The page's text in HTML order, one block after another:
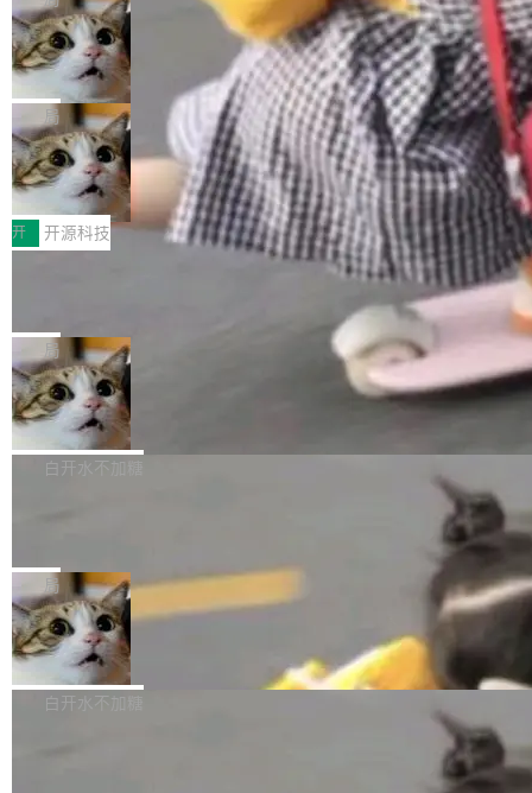
现实 过去两年，CIO们的焦虑清单上多了两项：
一是如何让大模型和智能体应用安全地从PoC走
向生产，二是如何让测试团队跟得上AI应用...
设置，如果用布尔值 + 可空字段来表示——bool
ean 表示是否可切换，nullable 的默认模式、浅
色方案、深色方案——会产生大量无意义的组
合。方案缺了、配置冲突了、全 null 了。要知道
哪些组合有效，作者说，你得靠"文档、校验、或
者部落知识"。 换个写法。Rust 的 enum，两个
变体：Switchable...
个"AI 知识库 + 聊天机器人"——每个大厂都在
做，没什么新鲜的。 但 Kenton Varda 在 Twitte
r 上把事情说清楚了： 今天我们发布了 Cloudfla
re OS，一个带连接器的聊天机器人，跟其他所
有科技公司做的一样。只不过，实际上它不一
样。这是 Sandstorm.io 的重制版，我十年前的
那个创业公司。不同的是，这次它构建在 Cloudf
lare Workers 上——我花了九年时间搭建的平台
——并且深度集成了 AI。这基本上是我十年秘密
Deno 团队开源 Celld，可自托管的分
布式 Durable Objects
Ryan Dahl 领导的 Deno 团队推出了最新开源项
目 Celld，一个能在自己机器上运行 Cloudflare
Workers 和 Durable Objects 的守护进程。 设
计思路很直接：每个对象是一个独立的 SQLite
数据库，按名称寻址，复制到你自己的 S3 兼容
存储库里。节点之间只通过这个存储库协调——
没有控制平面，没有共识协议。每个对象自带一
个小型数据库，应用天然按分片构建，单个数据
库的竞争和爆炸半径问题在设计层面就被消除
了。 闲置的 cell 会休眠到几乎不占资源。当 cel
l 迁移或唤醒时，新宿主从 S3 恢复 SQLite 数据
库继续执行。存储库是持久化的唯一真相...
局
鲁大师7月新机性能/流畅/AI榜：vivo夺
性能、流畅双第一，三星Galaxy Z系列
新折叠缺席
2026年7月的手机市场，由于存储等硬件成本暴
增，手机厂商的日子也不好过啊，新机速度明显
放缓，因此硝烟味淡了许多。新机参数规格除开
高价的三星折叠（三星Galaxy Z Fold8 Ultra / Z
Fold8 / Z Flip8）外，其余要么是中低端机器，
例如iQOO Z11i、REDMI Note 17、REDMI No
te 17 Pro、OPPO K15，要么是vivo X300 E这
样的次旗舰。 Galaxy Z Fold8 Ultra / Z Fold8 /
Z Flip8三款折叠屏新机均在7月22日发布，且全
部搭载骁龙8 Elite Gen5 for Galaxy，它们本该
开 开源科技
Zed 编辑器团队发布了新项目——DeltaDB，一
个在 git commit 之间记录每一次编辑操作的版
本控制系统。目前处于 Early Access 阶段。 De
ltaDB 的核心思路直接写在 landing page 最显
眼的位置：「Software is made between com
mits」——软件是在 commit 之间写出来的。git
是把这段空隙补上。 回退到任何一次编辑：Delt
aDB 捕获 commit 之间的每一次操作，...
局
SpaceXAI 单季资本开支达 183 亿美元
根据风险投资人Tomer Tunguz 博客（VC 分
析）披露的最新分析与第二季度业绩报告，Spac
微软同期总资本开支的四成。 与亚马逊、Alpha
bet、微软以及 Meta 等传统科技巨头相比，Spa
ceXAI的资金消耗速度尤为引人瞩目。然而，支
撑庞大支出的资金来源却呈现出截然不同的面
貌。数据显示，微软和 Meta 主要依托充沛的经
白开水不加糖
一个在终端里运行的编程 agent；Muse Spark
1.2，驱动这个 agent 的新模型。一句话概括：
你可以用 curl -fsSL https://dev.meta.ai/install.
sh | bash 安装一个能在大项目里自动规划、写
代码、验证结果的 AI 终端工具。 据介绍，Muse
局
美团开源 LoHoSearch，用知识图谱校
准 AI 能力认知
机器出题的前提，是让机器拥有全局视野。整个
构建流程可以分为四个环节：建图 → 控制难度
白开水不加糖